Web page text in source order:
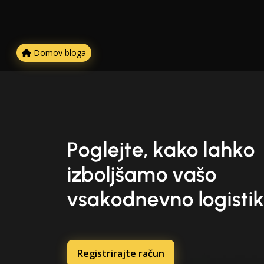
Domov bloga
Poglejte, kako lahko
izboljšamo vašo
vsakodnevno
Registrirajte račun